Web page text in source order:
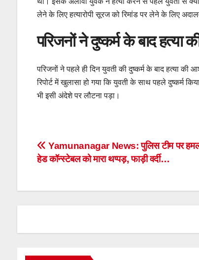
लेने के लिए हत्यारोपी सूरज को रिमांड पर लेने के लिए
परिजनों ने दुष्कर्म के बाद हत्या
परिजनों ने पहले ही दिन युवती की दुष्कर्म के बाद हत्या की
रिपोर्ट में खुलासा हो गया कि युवती के साथ पहले दुष्कर्म
भी इसी अंदेशे पर लौटना पड़ा।
Post
navigation
Yamunanagar News: पुलिस टीम पर
हेड कॉन्स्टेबल को मारा थप्पड़, फाड़ी वर्दी…